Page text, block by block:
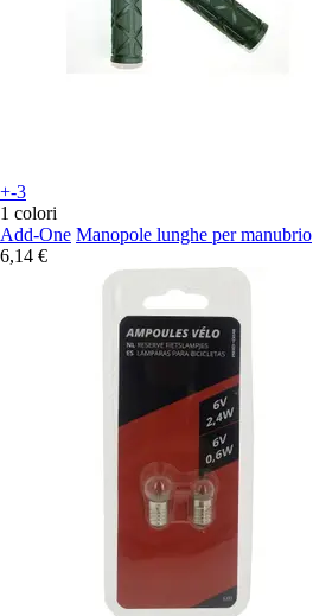
+-3
1 colori
Add-One Manopole lunghe per manubrio
6,14 €